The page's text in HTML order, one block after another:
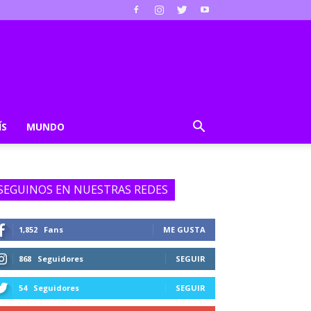
MUNDO
EN NUESTRAS REDES
1,852 Fans ME GUSTA
868 Seguidores SEGUIR
54 Seguidores SEGUIR